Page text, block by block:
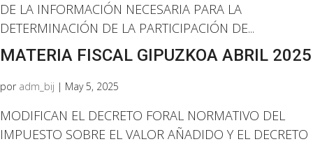
DE LA INFORMACIÓN NECESARIA PARA LA
DETERMINACIÓN DE LA PARTICIPACIÓN DE...
MATERIA FISCAL GIPUZKOA ABRIL 2025
por adm_bij | May 5, 2025
MODIFICAN EL DECRETO FORAL NORMATIVO DEL
IMPUESTO SOBRE EL VALOR AÑADIDO Y EL DECRETO